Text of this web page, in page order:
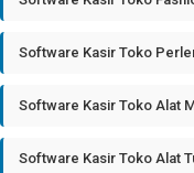
Software Kasir Toko
Software Kasir Toko Alat
Software Kasir Toko Alat